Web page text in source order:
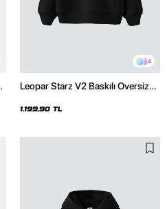
4
Leopar Starz V2 Baskılı Oversize
1.199,90 TL